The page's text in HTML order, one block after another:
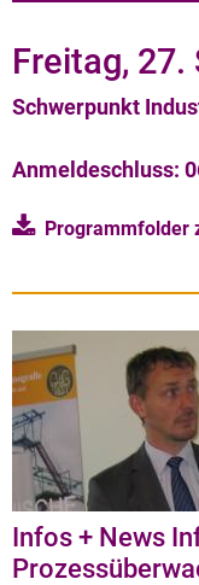
Freitag,
Schwerpunkt
Anmeldeschluss:
Programmfolder
Infos + News